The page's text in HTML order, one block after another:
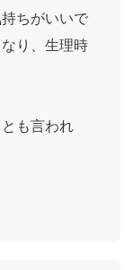
ちがいいで
り、生理時
も言われ